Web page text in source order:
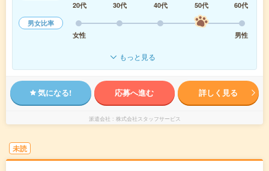
20代
30代 40代 50代
60代
男女比率
女性
男性
もっと見る
気になる! 応募へ進む 詳しく見る
派遣会社 株式会社スタッフサービス
未読